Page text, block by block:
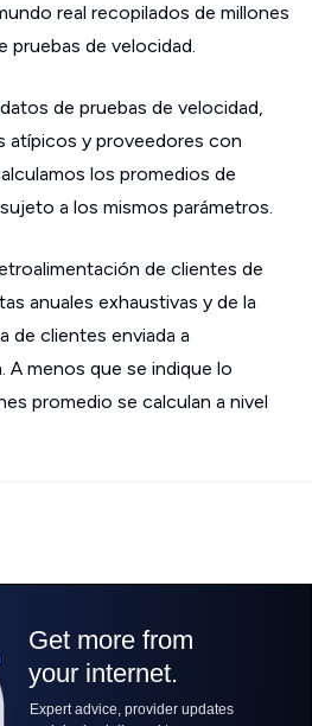
real recopilados de millones
pruebas de velocidad.
de pruebas de velocidad,
atípicos y proveedores con
los promedios de
a los mismos parámetros.
de clientes de
anuales exhaustivas y de la
de clientes enviada a
A menos que se indique lo
promedio se calculan a nivel